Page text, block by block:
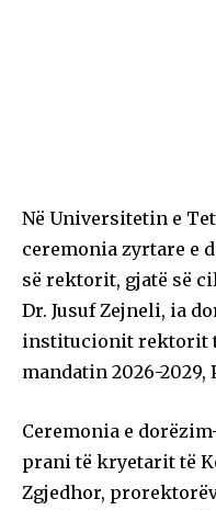
Në Universitetin e
ceremonia zyrtare e
së rektorit, gjatë së
Dr. Jusuf Zejneli, ia
institucionit rektorit
mandatin 2026-
Ceremonia e
prani të kryetarit të
Zgjedhor,